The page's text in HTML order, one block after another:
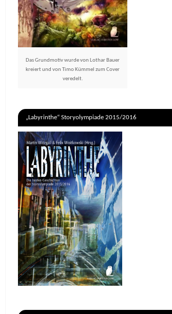
Das Grundmotiv wurde von Lothar Bauer
kreiert und von Timo Kümmel zum Cover
veredelt.
„Labyrinthe“ Storyolympiade 2015/2016